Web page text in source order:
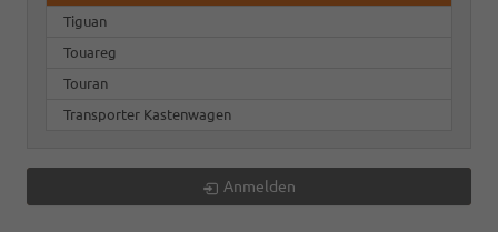
Tiguan
Touareg
Touran
Transporter Kastenwagen
Anmelden